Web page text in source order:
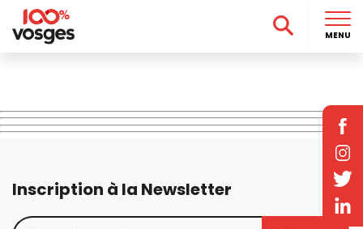
Inscription à la Newsletter
MENU